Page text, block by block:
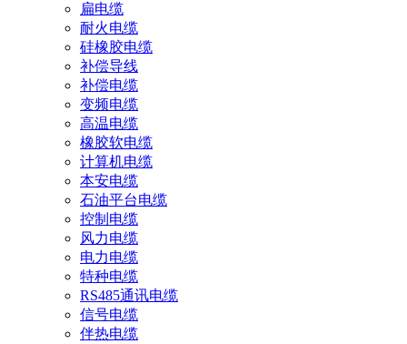
扁电缆
耐火电缆
硅橡胶电缆
补偿导线
补偿电缆
变频电缆
高温电缆
橡胶软电缆
计算机电缆
本安电缆
石油平台电缆
控制电缆
风力电缆
电力电缆
特种电缆
RS485通讯电缆
信号电缆
伴热电缆